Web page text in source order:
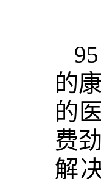
的
的
费
解